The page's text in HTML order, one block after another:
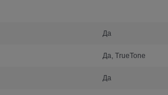
Да
Да, TrueTone
Да